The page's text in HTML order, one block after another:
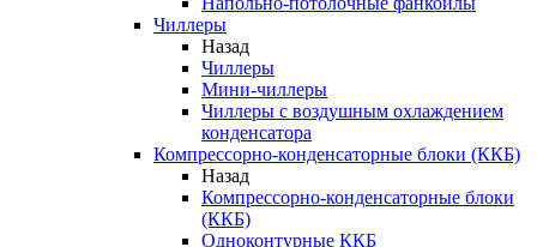
Чиллеры
Назад
Чиллеры
Мини-чиллеры
Чиллеры с воздушным охлаждением
конденсатора
Компрессорно-конденсаторные блоки (ККБ)
Назад
Компрессорно-конденсаторные блоки
(ККБ)
Одноконтурные ККБ